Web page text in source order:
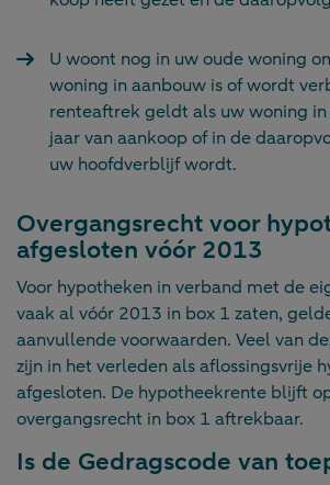
U woont nog in uw oude woning
woning in aanbouw is of wordt
renteaftrek geldt als uw woning
jaar van aankoop of in de
uw hoofdverblijf wordt.
Overgangsrecht voor
afgesloten vóór 2013
Voor hypotheken in verband met de
vaak al vóór 2013 in box 1 zaten,
aanvullende voorwaarden. Veel van
zijn in het verleden als aflossingsvrije
afgesloten. De hypotheekrente blijft
overgangsrecht in box 1 aftrekbaar.
Is de Gedragscode van